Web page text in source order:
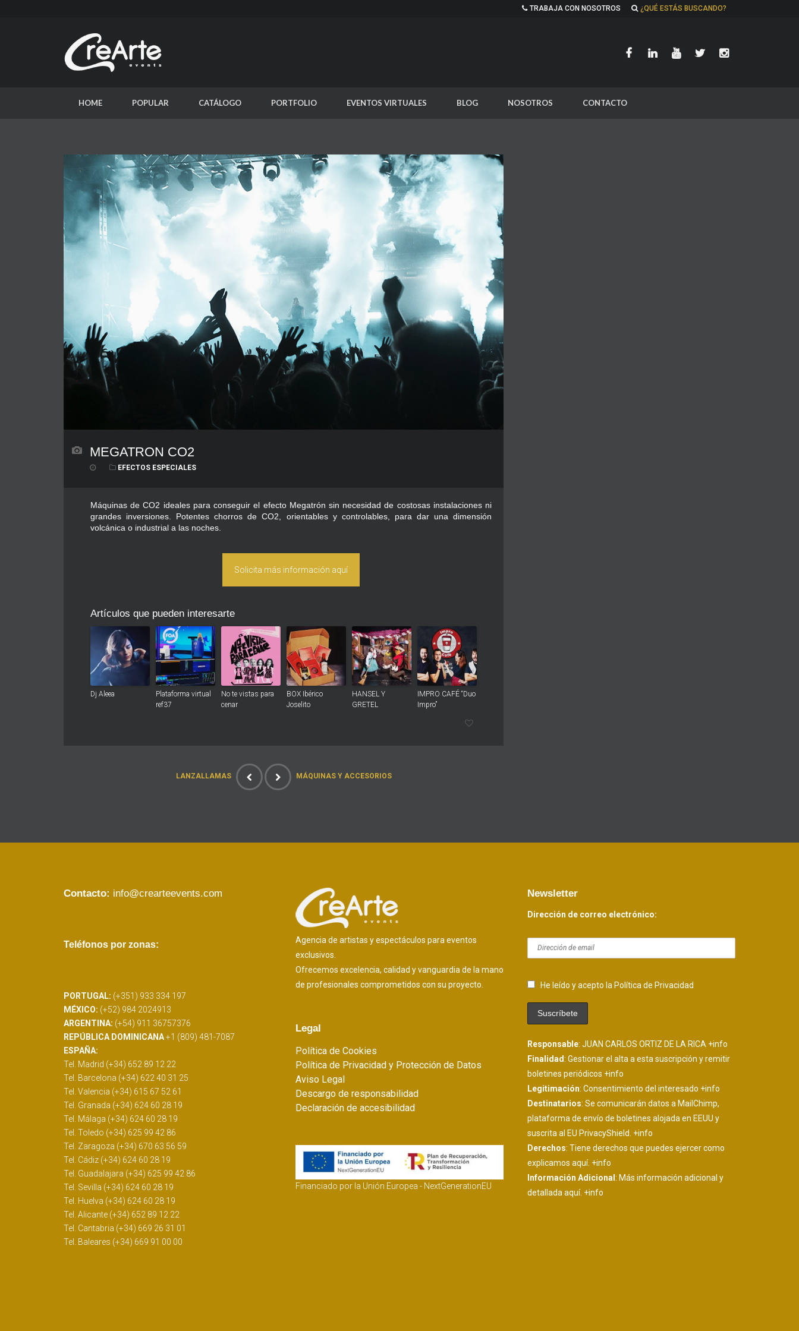
TRABAJA CON NOSOTROS ¿QUÉ ESTÁS BUSCANDO?
HOME POPULAR CATÁLOGO PORTFOLIO EVENTOS VIRTUALES BLOG NOSOTROS CONTACTO
MEGATRON CO2
EFECTOS ESPECIALES
Máquinas de CO2 ideales para conseguir el efecto Megatrón sin necesidad de costosas instalaciones ni
grandes inversiones. Potentes chorros de CO2, orientables y controlables, para dar una dimensión
volcánica o industrial a las noches.
Solicita más información aquí
Artículos que pueden interesarte
Dj Aleea
Plataforma virtual
ref37
No te vistas para
cenar
BOX Ibérico
Joselito
HANSEL Y
GRETEL
IMPRO CAFÉ “Duo
Impro”
LANZALLAMAS MÁQUINAS Y ACCESORIOS
Contacto: info@crearteevents.com
Teléfonos por zonas:
PORTUGAL: (+351) 933 334 197
MÉXICO: (+52) 984 2024913
ARGENTINA: (+54) 911 36757376
REPÚBLICA DOMINICANA+1 (809) 481-7087
ESPAÑA:
Tel. Madrid (+34) 652 89 12 22
Tel. Barcelona (+34) 622 40 31 25
Tel. Valencia (+34) 615 67 52 61
Tel. Granada (+34) 624 60 28 19
Tel. Málaga (+34) 624 60 28 19
Tel. Toledo (+34) 625 99 42 86
Tel. Zaragoza (+34) 670 63 56 59
Tel. Cádiz (+34) 624 60 28 19
Tel. Guadalajara (+34) 625 99 42 86
Tel. Sevilla (+34) 624 60 28 19
Tel. Huelva (+34) 624 60 28 19
Tel. Alicante (+34) 652 89 12 22
Tel. Cantabria (+34) 669 26 31 01
Tel. Baleares (+34) 669 91 00 00
Agencia de artistas y espectáculos para eventos
exclusivos.
Ofrecemos excelencia, calidad y vanguardia de la mano
de profesionales comprometidos con su proyecto.
Legal
Política de Cookies
Política de Privacidad y Protección de Datos
Aviso Legal
Descargo de responsabilidad
Declaración de accesibilidad
Financiado por la Unión Europea - NextGenerationEU
Newsletter
Dirección de correo electrónico:
He leído y acepto la Política de Privacidad
Responsable: JUAN CARLOS ORTIZ DE LA RICA +info
Finalidad: Gestionar el alta a esta suscripción y remitir
boletines periódicos +info
Legitimación: Consentimiento del interesado +info
Destinatarios: Se comunicarán datos a MailChimp,
plataforma de envío de boletines alojada en EEUU y
suscrita al EU PrivacyShield. +info
Derechos: Tiene derechos que puedes ejercer como
explicamos aquí. +info
Información Adicional: Más información adicional y
detallada aquí. +info